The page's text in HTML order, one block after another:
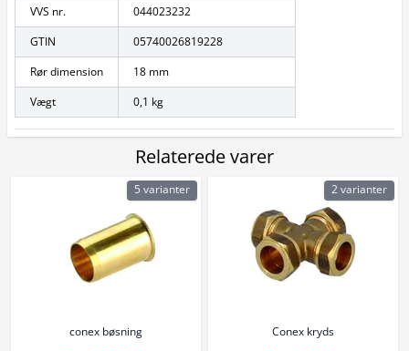
VVS nr.
044023232
GTIN
05740026819228
Rør dimension
18 mm
Vægt
0,1 kg
Relaterede varer
conex bøsning
5 varianter
Conex kryds
2 varianter